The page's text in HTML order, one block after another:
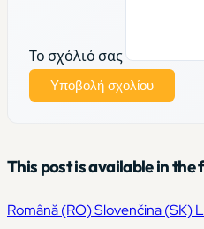
Το σχόλιό σας
Υποβολή σχολίου
This post is available in
Română(RO)Slovenčina(SK)